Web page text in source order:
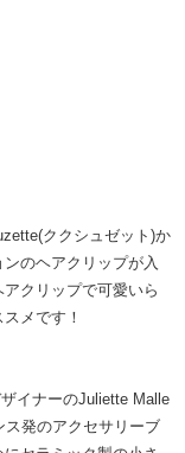
ククシュゼット)か
のヘアクリップが入
クリップで可愛いら
メです！
イナーのJuliette Malle
ス発のアクセサリーブ